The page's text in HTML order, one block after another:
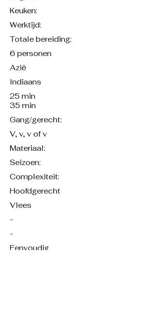
Keuken:
Werktijd:
Totale bereiding:
6 personen
Azië
Indiaans
25 min
35 min
Gang/gerecht:
V, v, v of v
Materiaal:
Seizoen:
Complexiteit:
Hoofdgerecht
Vlees
-
-
Eenvoudig